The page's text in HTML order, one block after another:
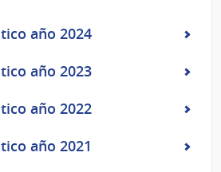
año 2024
año 2023
año 2022
año 2021